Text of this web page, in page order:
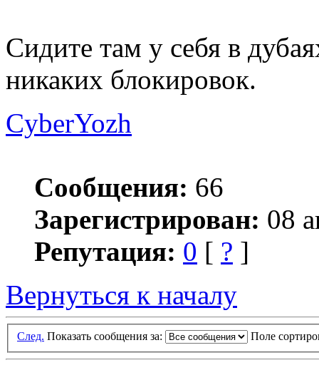
Сидите там у себя в
никаких блокировок.
CyberYozh
Сообщения: 66
Зарегистрирован: 08
Репутация: 0 [ ? ]
Вернуться к началу
След. Показать сообщения за: Поле